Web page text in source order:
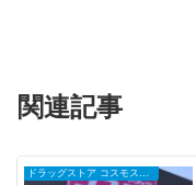
関連記事
ドラッグストア コスモスの開店・オープンセール・閉店、チラシ、キャンペーンなど（2025年）